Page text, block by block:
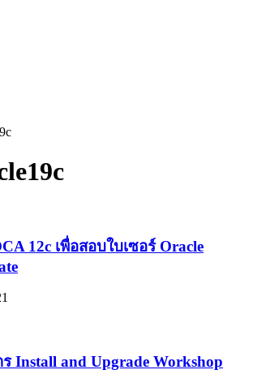
12c เพื่อสอบใบเซอร์ Oracle
Install and Upgrade Workshop